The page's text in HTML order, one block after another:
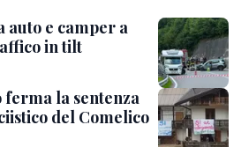
auto e camper a
in tilt
la sentenza
del Comelico